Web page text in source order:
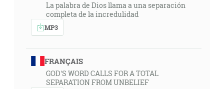
La palabra de Dios llama a una separación
completa de la incredulidad
MP3
FRANÇAIS
GOD'S WORD CALLS FOR A TOTAL
SEPARATION FROM UNBELIEF